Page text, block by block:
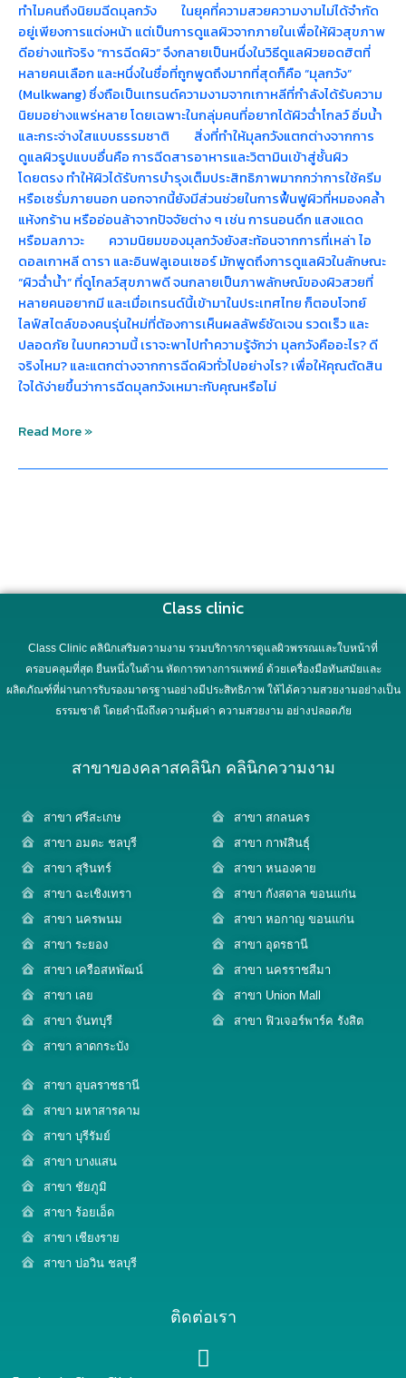
ทำไมคนถึงนิยมฉีดมุลกวัง ในยุคที่ความสวยความงามไม่ได้จำกัด
อยู่เพียงการแต่งหน้า แต่เป็นการดูแลผิวจากภายในเพื่อให้ผิวสุขภาพ
ดีอย่างแท้จริง “การฉีดผิว” จึงกลายเป็นหนึ่งในวิธีดูแลผิวยอดฮิตที่
หลายคนเลือก และหนึ่งในชื่อที่ถูกพูดถึงมากที่สุดก็คือ “มุลกวัง”
(Mulkwang) ซึ่งถือเป็นเทรนด์ความงามจากเกาหลีที่กำลังได้รับความ
นิยมอย่างแพร่หลาย โดยเฉพาะในกลุ่มคนที่อยากได้ผิวฉ่ำโกลว์ อิ่มน้ำ
และกระจ่างใสแบบธรรมชาติ สิ่งที่ทำให้มุลกวังแตกต่างจากการ
ดูแลผิวรูปแบบอื่นคือ การฉีดสารอาหารและวิตามินเข้าสู่ชั้นผิว
โดยตรง ทำให้ผิวได้รับการบำรุงเต็มประสิทธิภาพมากกว่าการใช้ครีม
หรือเซรั่มภายนอก นอกจากนี้ยังมีส่วนช่วยในการฟื้นฟูผิวที่หมองคล้ำ
แห้งกร้าน หรืออ่อนล้าจากปัจจัยต่าง ๆ เช่น การนอนดึก แสงแดด
หรือมลภาวะ ความนิยมของมุลกวังยังสะท้อนจากการที่เหล่า ไอ
ดอลเกาหลี ดารา และอินฟลูเอนเซอร์ มักพูดถึงการดูแลผิวในลักษณะ
“ผิวฉ่ำน้ำ” ที่ดูโกลว์สุขภาพดี จนกลายเป็นภาพลักษณ์ของผิวสวยที่
หลายคนอยากมี และเมื่อเทรนด์นี้เข้ามาในประเทศไทย ก็ตอบโจทย์
ไลฟ์สไตล์ของคนรุ่นใหม่ที่ต้องการเห็นผลลัพธ์ชัดเจน รวดเร็ว และ
ปลอดภัย ในบทความนี้ เราจะพาไปทำความรู้จักว่า มุลกวังคืออะไร? ดี
จริงไหม? และแตกต่างจากการฉีดผิวทั่วไปอย่างไร? เพื่อให้คุณตัดสิน
ใจได้ง่ายขึ้นว่าการฉีดมุลกวังเหมาะกับคุณหรือไม่
Read More »
Class clinic
Class Clinic คลินิกเสริมความงาม รวมบริการการดูแลผิวพรรณและใบหน้าที่
ครอบคลุมที่สุด ยืนหนึ่งในด้าน หัตการทางการแพทย์ ด้วยเครื่องมือทันสมัยและ
ผลิตภัณฑ์ที่ผ่านการรับรองมาตรฐานอย่างมีประสิทธิภาพ ให้ได้ความสวยงามอย่างเป็น
ธรรมชาติ โดยคำนึงถึงความคุ้มค่า ความสวยงาม อย่างปลอดภัย
สาขาของคลาสคลินิก คลินิกความงาม
สาขา ศรีสะเกษ
สาขา อมตะ ชลบุรี
สาขา สุรินทร์
สาขา ฉะเชิงเทรา
สาขา นครพนม
สาขา ระยอง
สาขา เครือสหพัฒน์
สาขา เลย
สาขา จันทบุรี
สาขา ลาดกระบัง
สาขา สกลนคร
สาขา กาฬสินธุ์
สาขา หนองคาย
สาขา กังสดาล ขอนแก่น
สาขา หอกาญ ขอนแก่น
สาขา อุดรธานี
สาขา นครราชสีมา
สาขา Union Mall
สาขา ฟิวเจอร์พาร์ค รังสิต
สาขา อุบลราชธานี
สาขา มหาสารคาม
สาขา บุรีรัมย์
สาขา บางแสน
สาขา ชัยภูมิ
สาขา ร้อยเอ็ด
สาขา เชียงราย
สาขา บ่อวิน ชลบุรี
ติดต่อเรา